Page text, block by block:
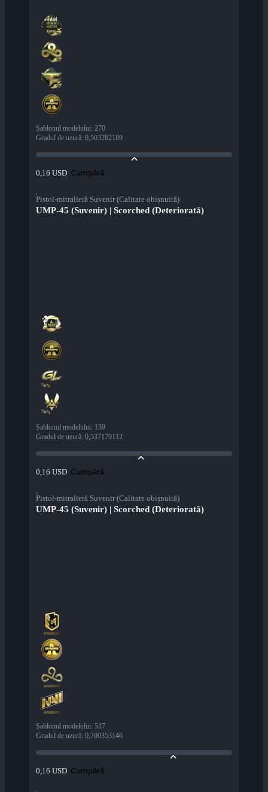
Șablonul modelului: 270
Gradul de uzură: 0,503282189
0,16 USD Cumpără
Pistol-mitralieră Suvenir (Calitate obișnuită)
UMP-45 (Suvenir) | Scorched (Deteriorată)
Șablonul modelului: 139
Gradul de uzură: 0,537179112
0,16 USD Cumpără
Pistol-mitralieră Suvenir (Calitate obișnuită)
UMP-45 (Suvenir) | Scorched (Deteriorată)
Șablonul modelului: 517
Gradul de uzură: 0,700353146
0,16 USD Cumpără